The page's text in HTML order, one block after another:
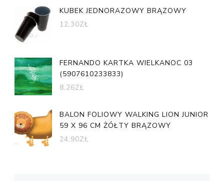
KUBEK JEDNORAZOWY BRĄZOWY
12,30ZŁ
FERNANDO KARTKA WIELKANOC 03
(5907610233833)
8,26ZŁ
BALON FOLIOWY WALKING LION JUNIOR
59 X 96 CM ŻÓŁTY BRĄZOWY
24,90ZŁ